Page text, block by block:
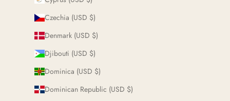
Czechia (USD $)
Denmark (USD $)
Djibouti (USD $)
Dominica (USD $)
Dominican Republic (USD $)